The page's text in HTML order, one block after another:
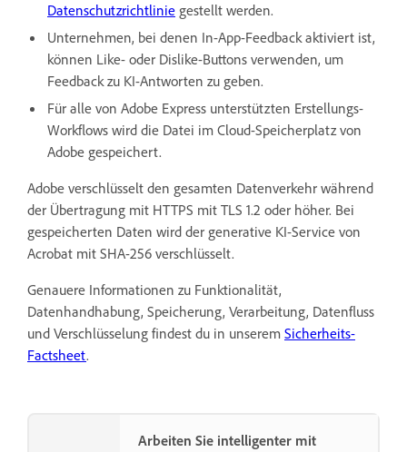
Datenschutzrichtlinie gestellt werden.
Unternehmen, bei denen In-App-Feedback aktiviert ist,
können Like- oder Dislike-Buttons verwenden, um
Feedback zu KI-Antworten zu geben.
Für alle von Adobe Express unterstützten Erstellungs-
Workflows wird die Datei im Cloud-Speicherplatz von
Adobe gespeichert.
Adobe verschlüsselt den gesamten Datenverkehr während
der Übertragung mit HTTPS mit TLS 1.2 oder höher. Bei
gespeicherten Daten wird der generative KI-Service von
Acrobat mit SHA-256 verschlüsselt.
Genauere Informationen zu Funktionalität,
Datenhandhabung, Speicherung, Verarbeitung, Datenfluss
und Verschlüsselung findest du in unserem Sicherheits-
Factsheet.
Arbeiten Sie intelligenter mit